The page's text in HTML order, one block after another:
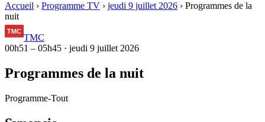
Accueil › Programme TV › jeudi 9 juillet 2026 › Programmes de la
nuit
TMC
00h51 – 05h45 · jeudi 9 juillet 2026
Programmes de la nuit
Programme-Tout